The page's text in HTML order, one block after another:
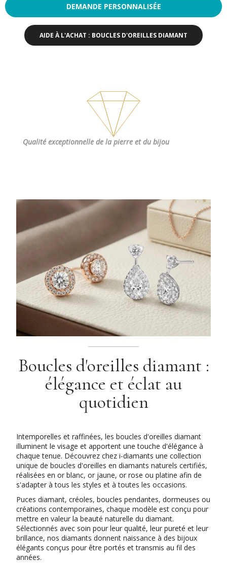
DEMANDE PERSONNALISÉE
AIDE À L'ACHAT : BOUCLES D'OREILLES DIAMANT
Qualité exceptionnellede la pierre et du bijou
Boucles d'oreilles diamant :
élégance et éclat au
quotidien
Intemporelles et raffinées, les boucles d'oreilles diamant
illuminent le visage et apportent une touche d'élégance à
chaque tenue. Découvrez chez i-diamants une collection
unique de boucles d'oreilles en diamants naturels certifiés,
réalisées en or blanc, or jaune, or rose ou platine afin de
s'adapter à tous les styles et à toutes les occasions.
Puces diamant, créoles, boucles pendantes, dormeuses ou
créations contemporaines, chaque modèle est conçu pour
mettre en valeur la beauté naturelle du diamant.
Sélectionnés avec soin pour leur qualité, leur pureté et leur
brillance, nos diamants donnent naissance à des bijoux
élégants conçus pour être portés et transmis au fil des
années.